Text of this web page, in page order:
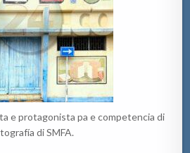
e protagonista pa e competencia di
di SMFA.